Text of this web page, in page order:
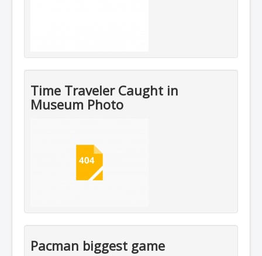
Time Traveler Caught in
Museum Photo
Pacman biggest game